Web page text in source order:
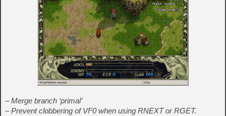
– Merge branch ‘primal’
– Prevent clobbering of VF0 when using RNEXT or RGET.